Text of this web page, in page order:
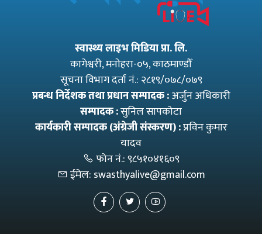
स्वास्थ्य लाइभ मिडिया प्रा. लि.
कागेश्वरी, मनाेहरा-०५, काठमाण्डौँ
सूचना विभाग दर्ता नं.: २८१९/०७८/०७९
प्रबन्ध निर्देशक तथा प्रधान सम्पादक :अर्जुन अधिकारी
सम्पादक :सुनिल सापकोटा
कार्यकारी सम्पादक (अंग्रेजी संस्करण) :प्रविन कुमार
यादव
फोन नं.:९८५१०४१६०९
ईमेल: swasthyalive@gmail.com